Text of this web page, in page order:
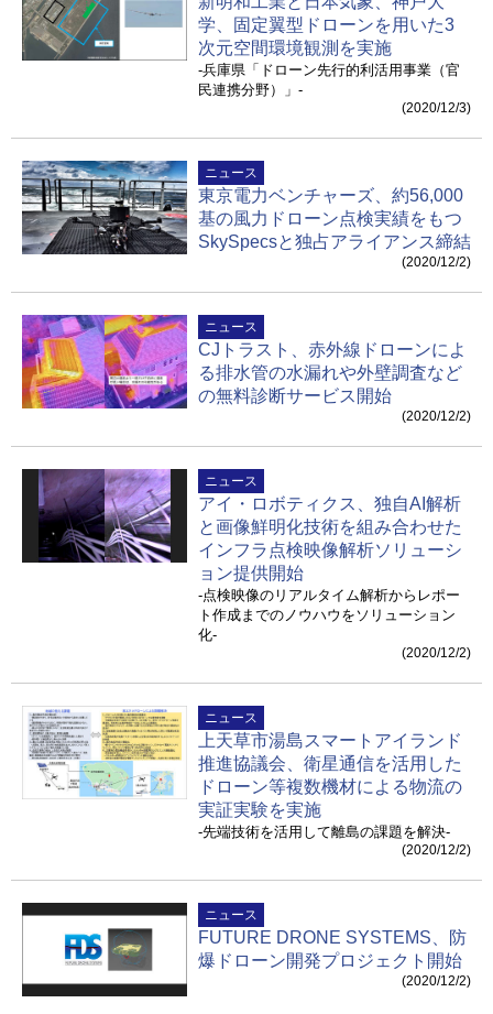
学、固定翼型ドローンを用いた3
次元空間環境観測を実施
-兵庫県「ドローン先行的利活用事業（官
民連携分野）」-
(2020/12/3)
ニュース
東京電力ベンチャーズ、約56,000
基の風力ドローン点検実績をもつ
SkySpecsと独占アライアンス締結
(2020/12/2)
ニュース
CJトラスト、赤外線ドローンによ
る排水管の水漏れや外壁調査など
の無料診断サービス開始
(2020/12/2)
ニュース
アイ・ロボティクス、独自AI解析
と画像鮮明化技術を組み合わせた
インフラ点検映像解析ソリューシ
ョン提供開始
-点検映像のリアルタイム解析からレポー
ト作成までのノウハウをソリューション
化-
(2020/12/2)
ニュース
上天草市湯島スマートアイランド
推進協議会、衛星通信を活用した
ドローン等複数機材による物流の
実証実験を実施
-先端技術を活用して離島の課題を解決-
(2020/12/2)
ニュース
FUTURE DRONE SYSTEMS、防
爆ドローン開発プロジェクト開始
(2020/12/2)